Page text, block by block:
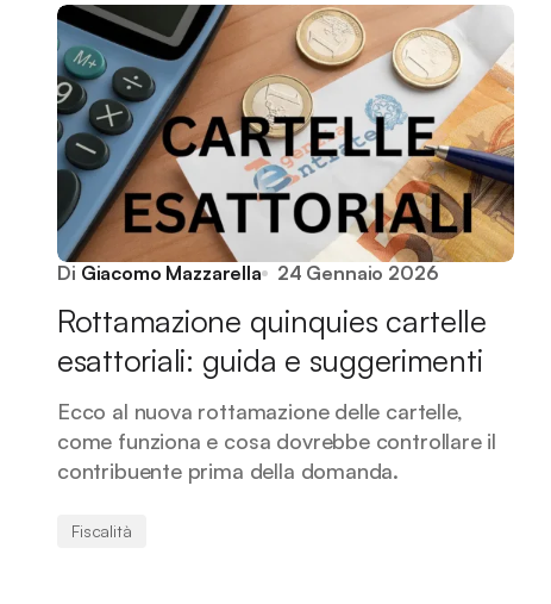
Di Giacomo Mazzarella 24 Gennaio 2026
Rottamazione quinquies cartelle
esattoriali: guida e suggerimenti
Ecco al nuova rottamazione delle cartelle,
come funziona e cosa dovrebbe controllare il
contribuente prima della domanda.
Fiscalità